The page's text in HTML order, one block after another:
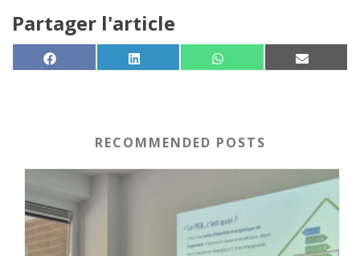
Partager l'article
RECOMMENDED POSTS